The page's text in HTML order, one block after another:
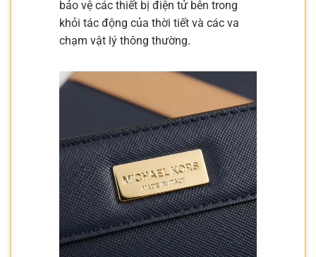
bảo vệ các thiết bị điện tử bên trong
khỏi tác động của thời tiết và các va
chạm vật lý thông thường.